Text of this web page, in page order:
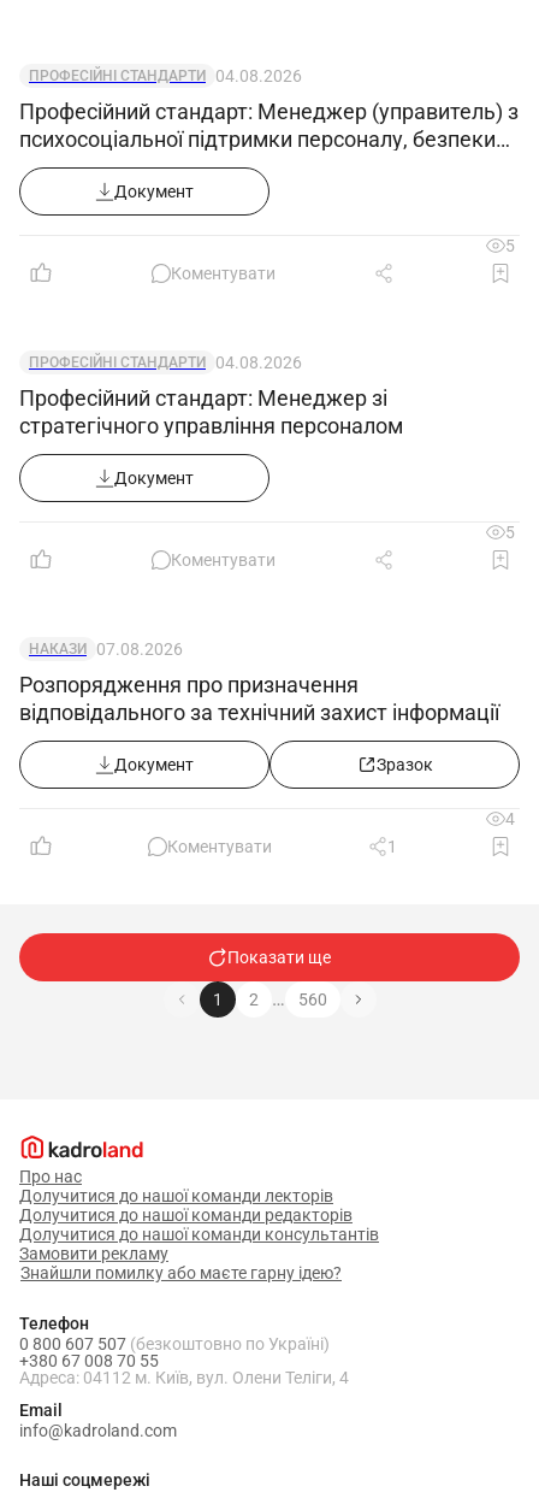
ПРОФЕСІЙНІ СТАНДАРТИ 04.08.2026
Професійний стандарт: Менеджер (управитель) з
психосоціальної підтримки персоналу, безпеки
та гігієни праці
Документ
5
Коментувати
ПРОФЕСІЙНІ СТАНДАРТИ 04.08.2026
Професійний стандарт: Менеджер зі
стратегічного управління персоналом
Документ
5
Коментувати
НАКАЗИ 07.08.2026
Розпорядження про призначення
відповідального за технічний захист інформації
Документ Зразок
4
Коментувати
1
Показати ще
1 2 … 560
Про нас
Долучитися до нашої команди лекторів
Долучитися до нашої команди редакторів
Долучитися до нашої команди консультантів
Замовити рекламу
Знайшли помилку або маєте гарну ідею?
Телефон
0 800 607 507 (безкоштовно по Україні)
+380 67 008 70 55
Адреса: 04112 м. Київ, вул. Олени Теліги, 4
Email
info@kadroland.com
Наші соцмережі